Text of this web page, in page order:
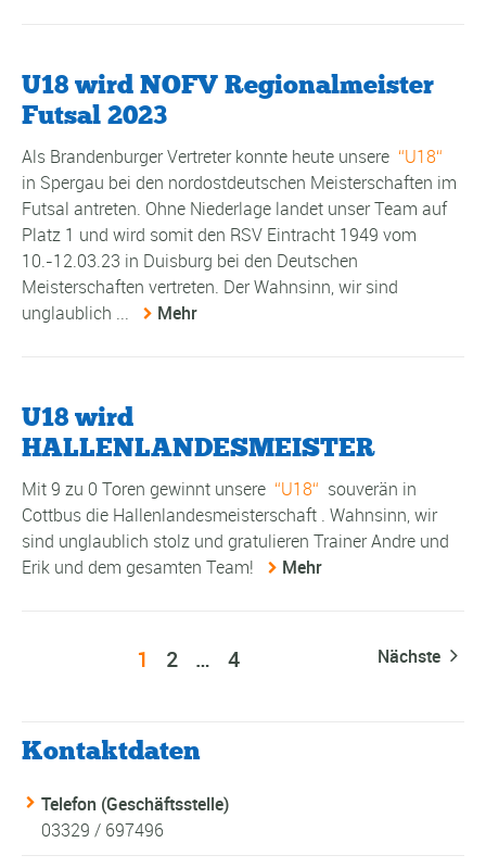
U18 wird NOFV Regionalmeister
Futsal 2023
Als Brandenburger Vertreter konnte heute unsere
U18
in Spergau bei den nordostdeutschen Meisterschaften im
Futsal antreten. Ohne Niederlage landet unser Team auf
Platz 1 und wird somit den RSV Eintracht 1949 vom
10.-12.03.23 in Duisburg bei den Deutschen
Meisterschaften vertreten. Der Wahnsinn, wir sind
unglaublich ...
Mehr
U18 wird
HALLENLANDESMEISTER
Mit 9 zu 0 Toren gewinnt unsere U18
souverän in
Cottbus die Hallenlandesmeisterschaft . Wahnsinn, wir
sind unglaublich stolz und gratulieren Trainer Andre und
Erik und dem gesamten Team!
Mehr
1 2 … 4 Nächste
Kontaktdaten
Telefon (Geschäftsstelle)
03329 / 697496